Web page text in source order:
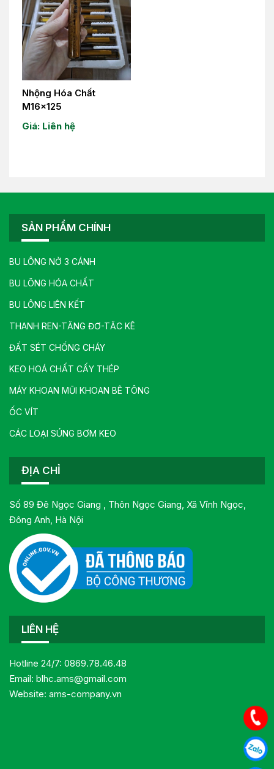
Nhộng Hóa Chất
M16x125
Giá: Liên hệ
SẢN PHẨM CHÍNH
BU LÔNG NỞ 3 CÁNH
BU LÔNG HÓA CHẤT
BU LÔNG LIÊN KẾT
THANH REN-TĂNG ĐƠ-TĂC KÊ
ĐẤT SÉT CHỐNG CHÁY
KEO HOÁ CHẤT CẤY THÉP
MÁY KHOAN MŨI KHOAN BÊ TÔNG
ỐC VÍT
CÁC LOẠI SÚNG BƠM KEO
ĐỊA CHỈ
Số 89 Đê Ngọc Giang , Thôn Ngọc Giang, Xã Vĩnh Ngọc,
Đông Anh, Hà Nội
LIÊN HỆ
Hotline 24/7: 0869.78.46.48
Email: blhc.ams@gmail.com
Website: ams-company.vn